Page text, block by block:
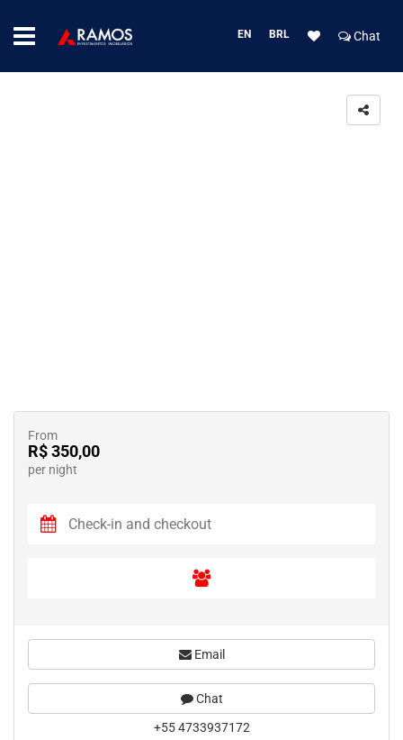
EN BRL Chat
From
R$ 350,00
per night
Email
Chat
+55 4733937172